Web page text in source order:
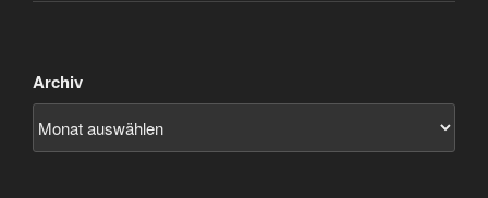
Archiv